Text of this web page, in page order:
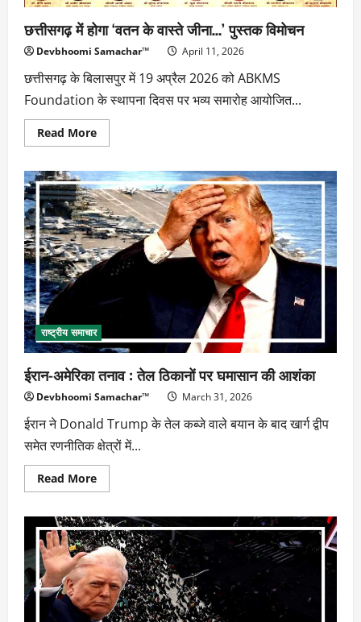
छत्तीसगढ़ में होगा ‘वतन के वास्ते जीना…’ पुस्तक विमोचन
Devbhoomi Samachar™ April 11, 2026
छत्तीसगढ़ के बिलासपुर में 19 अप्रैल 2026 को ABKMS
Foundation के स्थापना दिवस पर भव्य समारोह आयोजित...
Read MoreRead
more
में
होगा
‘वतन
के
वास्ते
जीना…’
पुस्तक
विमोचन
राष्ट्रीय समाचार
ईरान-अमेरिका तनाव : तेल ठिकानों पर घमासान की आशंका
Devbhoomi Samachar™ March 31, 2026
ईरान ने Donald Trump के तेल कब्जे वाले बयान के बाद खार्ग द्वीप
समेत रणनीतिक क्षेत्रों में...
Read MoreRead
more
अमेरिका
तनाव
:
तेल
ठिकानों
पर
घमासान
की
आशंका